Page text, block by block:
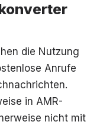
die Nutzung
Anrufe
in AMR-
nicht mit